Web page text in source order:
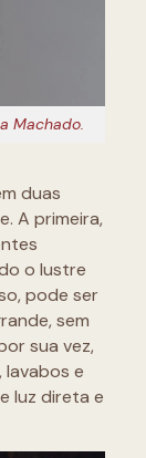
Machado.
duas
A primeira,
o lustre
pode ser
sem
sua vez,
lavabos e
luz direta e